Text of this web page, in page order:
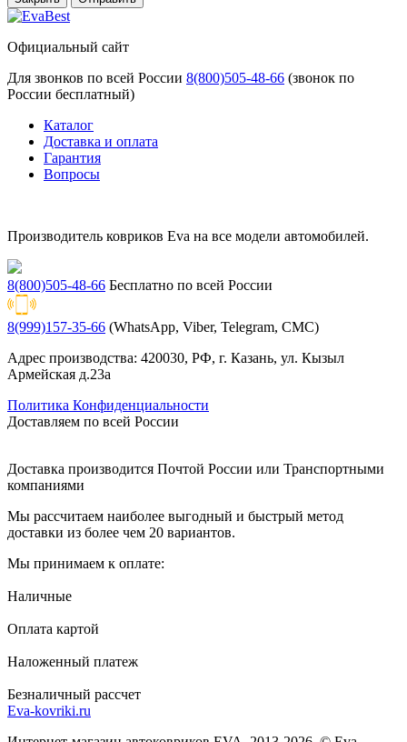
Официальный сайт
Для звонков по всей России 8(800)505-48-66 (звонок по
России бесплатный)
Каталог
Доставка и оплата
Гарантия
Вопросы
Производитель ковриков Eva на все модели автомобилей.
8(800)505-48-66 Бесплатно по всей России
8(999)157-35-66 (WhatsApp, Viber, Telegram, СМС)
Адрес производства: 420030, РФ, г. Казань, ул. Кызыл
Армейская д.23а
Политика Конфиденциальности
Доставляем по всей России
Доставка производится Почтой России или Транспортными
компаниями
Мы рассчитаем наиболее выгодный и быстрый метод
доставки из более чем 20 вариантов.
Мы принимаем к оплате:
Наличные
Оплата картой
Наложенный платеж
Безналичный рассчет
Eva-kovriki.ru